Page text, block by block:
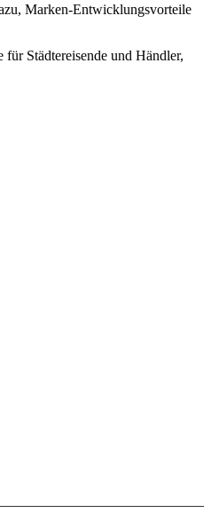
Marken-Entwicklungsvorteile
Städtereisende und Händler,